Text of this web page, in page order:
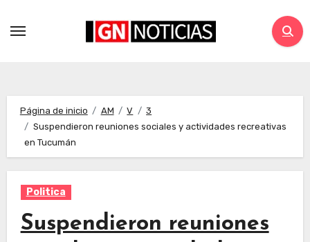
Página de inicio AM V
3
Suspendieron reuniones sociales y actividades recreativas
en Tucumán
Politica
Suspendieron reuniones